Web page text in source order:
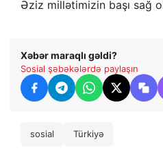
Əziz millətimizin başı sağ
Xəbər maraqlı gəldi?
Sosial şəbəkələrdə paylaşın
sosial Türkiyə